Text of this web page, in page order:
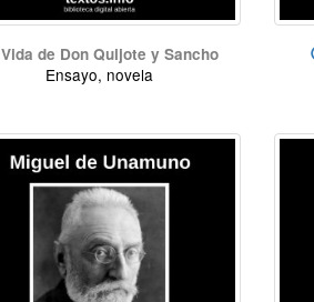
Vida de Don Quijote y Sancho
Ensayo, novela